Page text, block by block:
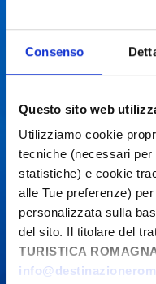
Consenso
Questo sito web
Utilizziamo cookie
tecniche (necessari
statistiche) e cookie
alle Tue preferenze)
personalizzata sulla
del sito. Il titolare del
TURISTICA
Tipos
Gli eventi
contattare sempre
recarsi in loco.